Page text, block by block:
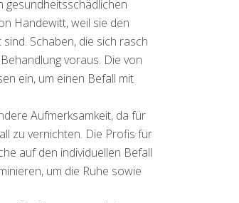
gesundheitsschädlichen
Handewitt, weil sie den
Schaben, die sich rasch
voraus. Die von
ein, um einen Befall mit
Aufmerksamkeit, da für
zu vernichten. Die Profis für
auf den individuellen Befall
um die Ruhe sowie